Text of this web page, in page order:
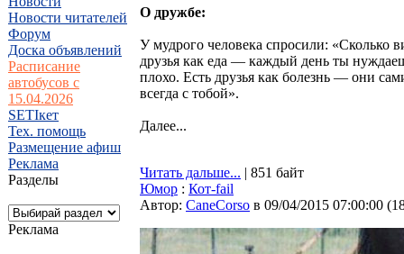
Новости читателей
Форум
Доска объявлений
Расписание
автобусов с
15.04.2026
SETIкет
Тех. помощь
Размещение афиш
Реклама
Разделы
Реклама
О дружбе:
У мудрого человека спросили:
друзья как еда — каждый день ты
плохо. Есть друзья как болезнь — они
всегда с тобой».
Далее...
Читать дальше... | 851 байт
Юмор : Кот-fail
Автор: CaneCorso в 09/04/2015 07:00:00 (